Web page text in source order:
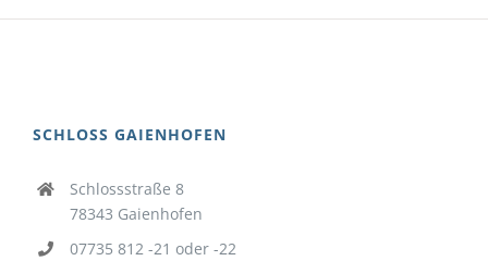
SCHLOSS GAIENHOFEN
Schlossstraße 8
78343 Gaienhofen
07735 812 -21 oder -22